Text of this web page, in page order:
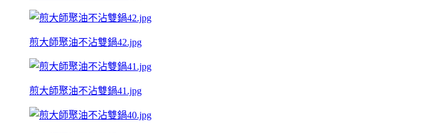
煎大師聚油不沾雙鍋42.jpg
煎大師聚油不沾雙鍋41.jpg